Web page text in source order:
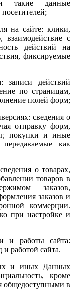
такие данные
на сайте: клики,
взаимодействие с
действий на
фиксируемые
записи действий
по страницам,
полей форм;
сведения о
отправку форм,
покупки и иные
как
о товарах,
товаров в
заказов,
заказов и
коммерции.
при настройке и
и работы сайта:
и работой сайта.
и иных Данных
кроме
общедоступными в